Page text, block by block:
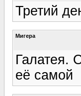
Третий
Мигера
Галатея.
её самой